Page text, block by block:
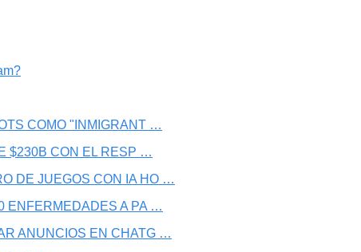
COMO "INMIGRANT …
$230B CON EL RESP …
DE JUEGOS CON IA HO …
ENFERMEDADES A PA …
ANUNCIOS EN CHATG …